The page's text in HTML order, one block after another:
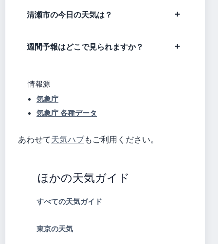
清瀬市の今日の天気は？
週間予報はどこで見られますか？
情報源
気象庁
気象庁 各種データ
あわせて天気ハブもご利用ください。
ほかの天気ガイド
すべての天気ガイド
東京の天気